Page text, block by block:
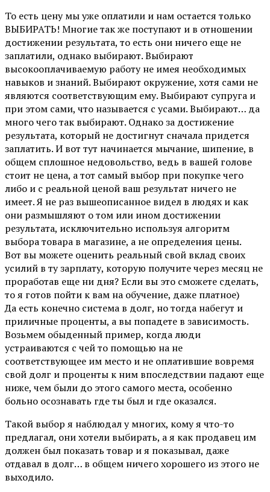
То есть цену мы уже оплатили и нам остается только
ВЫБИРАТЬ! Многие так же поступают и в отношении
достижении результата, то есть они ничего еще не
заплатили, однако выбирают. Выбирают
высокооплачиваемую работу не имея необходимых
навыков и знаний. Выбирают окружение, хотя сами не
являются соответствующим ему. Выбирают супруга и
при этом сами, что называется с усами. Выбирают… да
много чего так выбирают. Однако за достижение
результата, который не достигнут сначала придется
заплатить. И вот тут начинается мычание, шипение, в
общем сплошное недовольство, ведь в вашей голове
стоит не цена, а тот самый выбор при покупке чего
либо и с реальной ценой ваш результат ничего не
имеет. Я не раз вышеописанное видел в людях и как
они размышляют о том или ином достижении
результата, исключительно используя алгоритм
выбора товара в магазине, а не определения цены.
Вот вы можете оценить реальный свой вклад своих
усилий в ту зарплату, которую получите через месяц не
проработав еще ни дня? Если вы это сможете сделать,
то я готов пойти к вам на обучение, даже платное)
Да есть конечно система в долг, но тогда набегут и
приличные проценты, а вы попадете в зависимость.
Возьмем обыденный пример, когда люди
устраиваются с чей то помощью на не
соответствующее им место и не оплатившие вовремя
свой долг и проценты к ним впоследствии падают еще
ниже, чем были до этого самого места, особенно
больно осознавать где ты был и где оказался.
Такой выбор я наблюдал у многих, кому я что-то
предлагал, они хотели выбирать, а я как продавец им
должен был показать товар и я показывал, даже
отдавал в долг… в общем ничего хорошего из этого не
выходило.